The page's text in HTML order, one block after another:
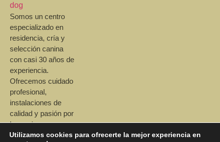
Somos un centro
especializado en
residencia, cría y
selección canina
con casi 30 años de
experiencia.
Ofrecemos cuidado
profesional,
instalaciones de
calidad y pasión por
las mejores razas.
Utilizamos cookies para ofrecerte la mejor experiencia en